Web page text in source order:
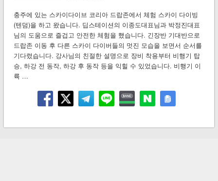
충주에 있는 스카이다이브 코리아 드랍존에서 체험 스카이 다이빙
(텐덤)을 하고 왔습니다. 딥스테이션의 이종도대표님과 박정진대표
님의 도움으로 즐겁고 안전한 체험을 했습니다. 긴장반 기대반으로
드랍존 이동 후 다른 스카이 다이버들의 멋진 모습을 보면서 순서를
기다렸습니다. 강사님의 친절한 설명으로 장비 착용부터 비행기 탑
승, 하강 전 동작, 하강 후 동작 등을 익힐 수 있었습니다. 비행기 이
륙 …